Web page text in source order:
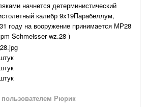
начнется детерминистический
калибр 9х19Парабеллум,
году на вооружение принимается МР28
Schmeisser wz.28 )
пользователем Рюрик